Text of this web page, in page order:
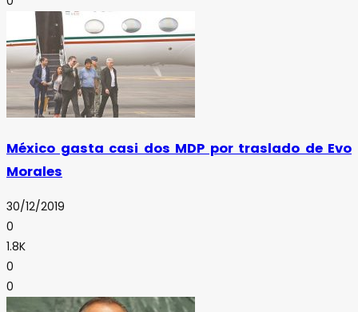
México gasta casi dos MDP por traslado de Evo
Morales
30/12/2019
0
1.8K
0
0